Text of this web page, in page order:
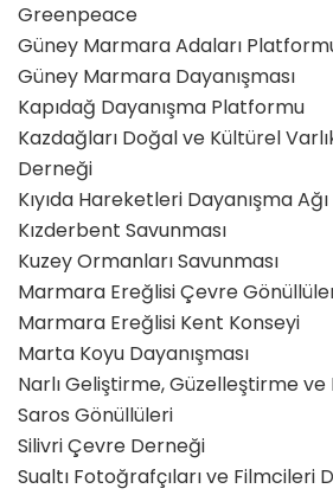
Greenpeace
Güney Marmara Adaları
Güney Marmara Dayanışması
Kapıdağ Dayanışma Platformu
Kazdağları Doğal ve Kültürel
Derneği
Kıyıda Hareketleri Dayanışma Ağı
Kızderbent Savunması
Kuzey Ormanları Savunması
Marmara Ereğlisi Çevre
Marmara Ereğlisi Kent Konseyi
Marta Koyu Dayanışması
Narlı Geliştirme, Güzelleştirme
Saros Gönüllüleri
Silivri Çevre Derneği
Sualtı Fotoğrafçıları ve Filmcileri